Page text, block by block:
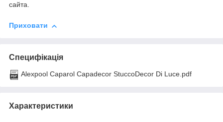
сайта.
Приховати
Специфікація
Alexpool Caparol Capadecor StuccoDecor Di Luce.pdf
Характеристики